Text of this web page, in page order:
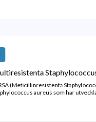
(Meticillinresistenta
aureus som har